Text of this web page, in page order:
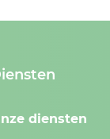
diensten